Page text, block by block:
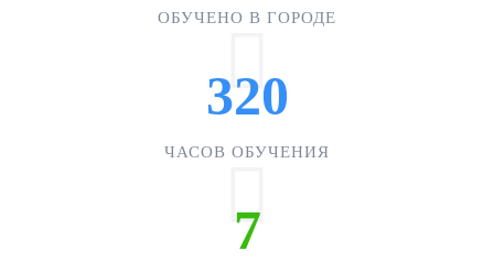
ОБУЧЕНО В ГОРОДЕ
320
ЧАСОВ ОБУЧЕНИЯ
7